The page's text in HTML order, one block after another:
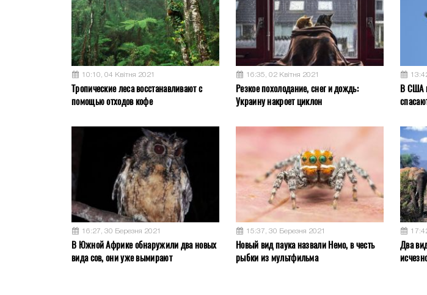
10:10, 04 Квітня 2021
Тропические леса восстанавливают с
помощью отходов кофе
16:35, 02 Квітня 2021
Резкое похолодание, снег и дождь:
Украину накроет циклон
В США
16:27, 30 Березня 2021
В Южной Африке обнаружили два новых
вида сов, они уже вымирают
15:37, 30 Березня 2021
Новый вид паука назвали Немо, в честь
рыбки из мультфильма
Два